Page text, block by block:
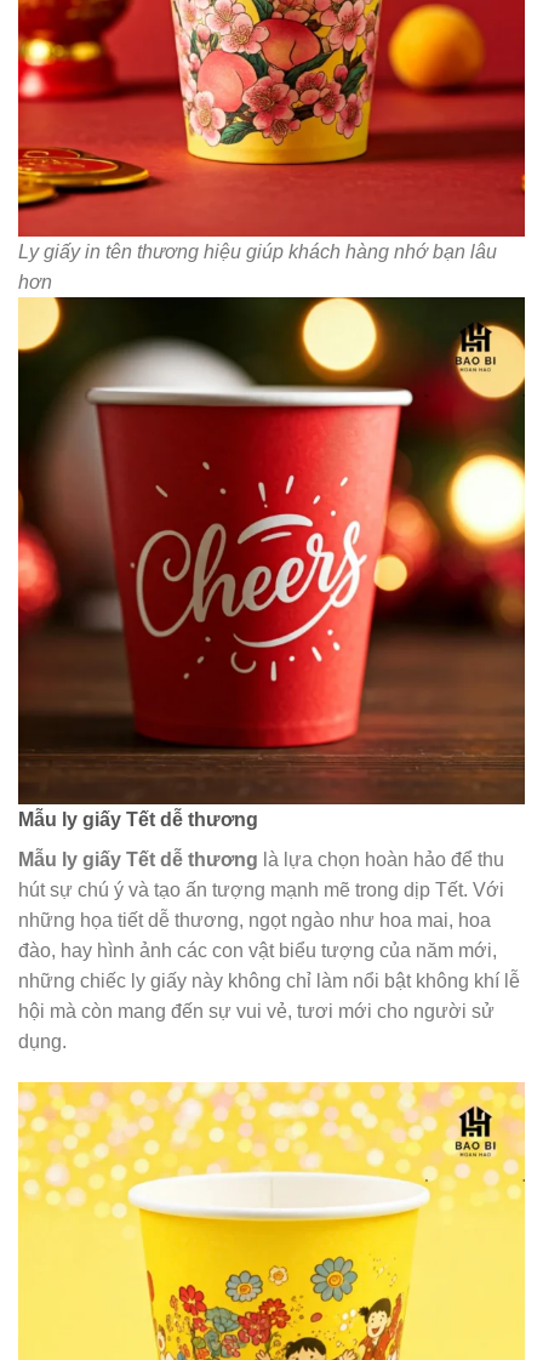
Ly giấy in tên thương hiệu giúp khách hàng nhớ bạn lâu
hơn
Mẫu ly giấy Tết dễ thương
Mẫu ly giấy Tết dễ thương là lựa chọn hoàn hảo để thu
hút sự chú ý và tạo ấn tượng mạnh mẽ trong dịp Tết. Với
những họa tiết dễ thương, ngọt ngào như hoa mai, hoa
đào, hay hình ảnh các con vật biểu tượng của năm mới,
những chiếc ly giấy này không chỉ làm nổi bật không khí lễ
hội mà còn mang đến sự vui vẻ, tươi mới cho người sử
dụng.